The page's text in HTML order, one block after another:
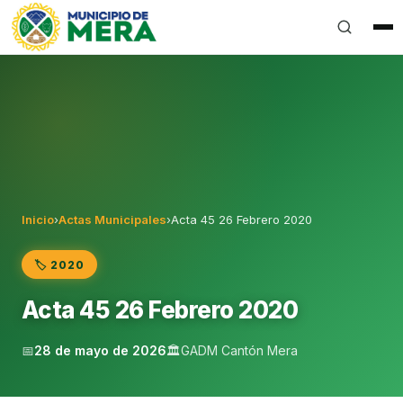
Gobierno Autónomo Descentralizado Municipal del
Inicio›Actas Municipales›Acta 45 26 Febrero 2020
🏷️ 2020
Acta 45 26 Febrero 2020
📅28 de mayo de 2026🏛️GADM Cantón Mera